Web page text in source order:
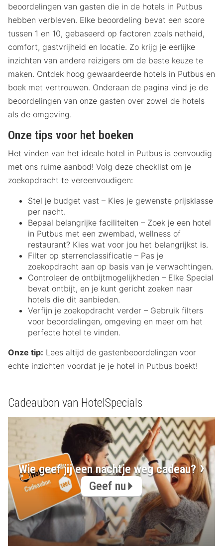
beoordelingen van gasten die in de hotels in Putbus
hebben verbleven. Elke beoordeling bevat een score
tussen 1 en 10, gebaseerd op factoren zoals netheid,
comfort, gastvrijheid en locatie. Zo krijg je eerlijke
inzichten van andere reizigers om de beste keuze te
maken. Ontdek hoog gewaardeerde hotels in Putbus en
boek met vertrouwen. Onderaan de pagina vind je de
beoordelingen van onze gasten over zowel de hotels
als de omgeving.
Onze tips voor het boeken
Het vinden van het ideale hotel in Putbus is eenvoudig
met ons ruime aanbod! Volg deze checklist om je
zoekopdracht te vereenvoudigen:
Stel je budget vast – Kies je gewenste prijsklasse
per nacht.
Bepaal belangrijke faciliteiten – Zoek je een hotel
in Putbus met een zwembad, wellness of
restaurant? Kies wat voor jou het belangrijkst is.
Filter op sterrenclassificatie – Pas je
zoekopdracht aan op basis van je verwachtingen.
Controleer de ontbijtmogelijkheden – Elke Special
bevat ontbijt, en je kunt gericht zoeken naar
hotels die dit aanbieden.
Verfijn je zoekopdracht verder – Gebruik filters
voor beoordelingen, omgeving en meer om het
perfecte hotel te vinden.
Onze tip: Lees altijd de gastenbeoordelingen voor
echte inzichten voordat je je hotel in Putbus boekt!
Cadeaubon van HotelSpecials
Wie geef jij een nachtje weg cadeau?
Geef nu